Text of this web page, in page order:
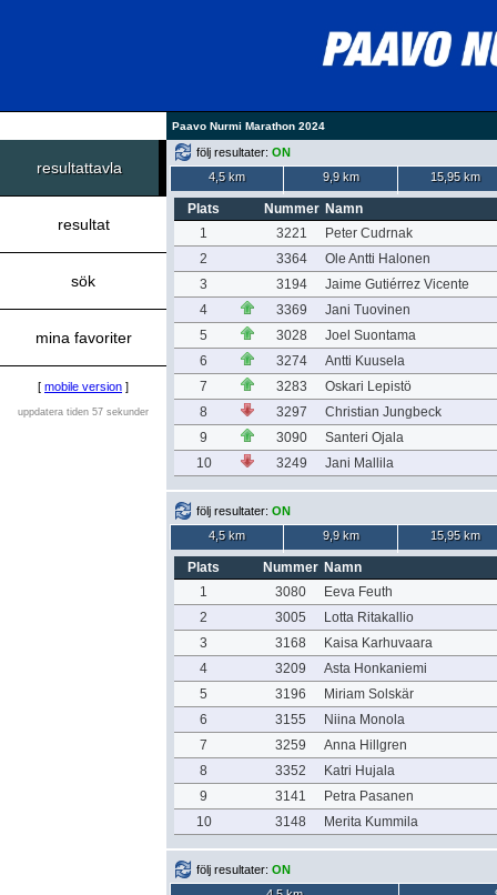
Paavo Nurmi Marathon 2024
resultattavla
resultat
sök
mina favoriter
[ mobile version ]
uppdatera tiden 57 sekunder
följ resultater: ON
4,5 km
9,9 km 15,95 km
Plats Nummer Namn
1
3221
Peter Cudrnak
2
3364
Ole Antti Halonen
3
3194
Jaime Gutiérrez Vicente
4
3369
Jani Tuovinen
5
3028
Joel Suontama
6
3274
Antti Kuusela
7
3283
Oskari Lepistö
8
3297
Christian Jungbeck
9
3090
Santeri Ojala
10
3249 Jani Mallila
följ resultater: ON
4,5 km
9,9 km 15,95 km
Plats Nummer Namn
1
3080
Eeva Feuth
2
3005
Lotta Ritakallio
3
3168
Kaisa Karhuvaara
4
3209
Asta Honkaniemi
5
3196
Miriam Solskär
6
3155
Niina Monola
7
3259
Anna Hillgren
8
3352
Katri Hujala
9
3141
Petra Pasanen
10
3148 Merita Kummila
följ resultater: ON